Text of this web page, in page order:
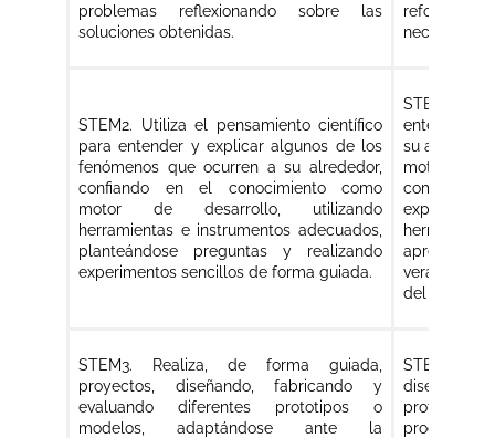
problemas reflexionando sobre las
soluciones obtenidas.
necesario.
STEM2. Utiliza el pensamiento científico
para entender y explicar algunos de los
fenómenos que ocurren a su alrededor,
confiando en el conocimiento como
motor de desarrollo, utilizando
herramientas e instrumentos adecuados,
planteándose preguntas y realizando
experimentos sencillos de forma guiada.
STEM2.
entender y
su
motor de
veracidad y
del alcance
STEM3. Realiza, de forma guiada,
proyectos, diseñando, fabricando y
evaluando diferentes prototipos o
modelos, adaptándose ante la
STEM3.
diseñando,
prototipos
productos